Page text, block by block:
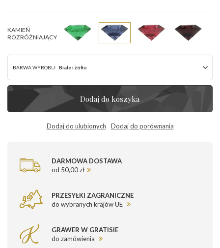
KAMIEŃ
ROZRÓŻNIAJĄCY
BARWA WYROBU: Białe i żółte
Dodaj do koszyka
Dodaj do ulubionych Dodaj do porównania
DARMOWA DOSTAWA
od 50,00 zł
PRZESYŁKI ZAGRANICZNE
do wybranych krajów UE
GRAWER W GRATISIE
do zamówienia